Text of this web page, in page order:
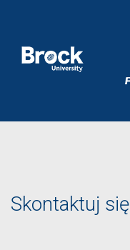
Skontaktuj się